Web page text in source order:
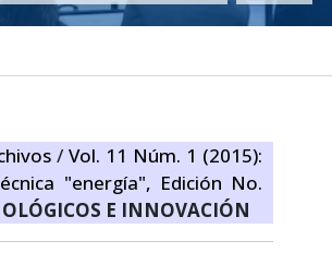
/ Vol. 11 Núm. 1 (2015):
"energía", Edición No.
E INNOVACIÓN